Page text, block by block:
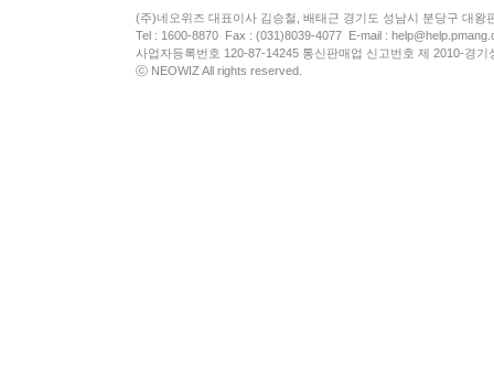
(주)네오위즈 대표이사 김승철, 배태근 경기도 성남시 분당구 대왕
Tel : 1600-8870 Fax : (031)8039-4077 E-mail :
사업자등록번호 120-87-14245 통신판매업 신고번호 제 2010-경
ⓒ NEOWIZ All rights reserved.